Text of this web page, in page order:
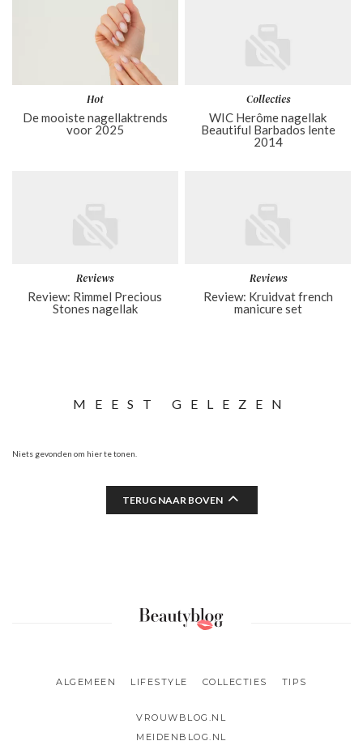
Hot
De mooiste nagellaktrends
voor 2025
Collecties
WIC Herôme nagellak
Beautiful Barbados lente
2014
Reviews
Review: Rimmel Precious
Stones nagellak
Reviews
Review: Kruidvat french
manicure set
MEEST GELEZEN
Niets gevonden om hier te tonen.
TERUG NAAR BOVEN
ALGEMEEN LIFESTYLE COLLECTIES TIPS
VROUWBLOG.NL
MEIDENBLOG.NL